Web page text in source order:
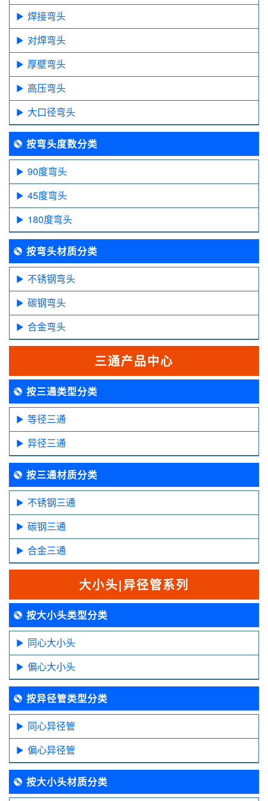
焊接弯头
对焊弯头
厚壁弯头
高压弯头
大口径弯头
按弯头度数分类
90度弯头
45度弯头
180度弯头
按弯头材质分类
不锈钢弯头
碳钢弯头
合金弯头
三通产品中心
按三通类型分类
等径三通
异径三通
按三通材质分类
不锈钢三通
碳钢三通
合金三通
大小头|异径管系列
按大小头类型分类
同心大小头
偏心大小头
按异径管类型分类
同心异径管
偏心异径管
按大小头材质分类